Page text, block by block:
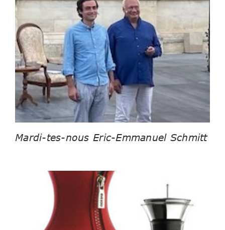
Mardi-tes-nous Eric-Emmanuel Schmitt